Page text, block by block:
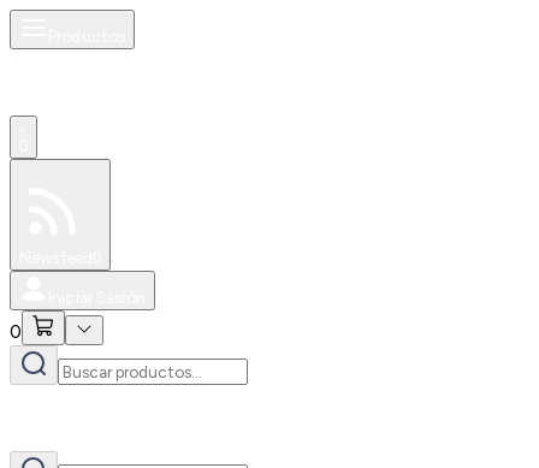
0